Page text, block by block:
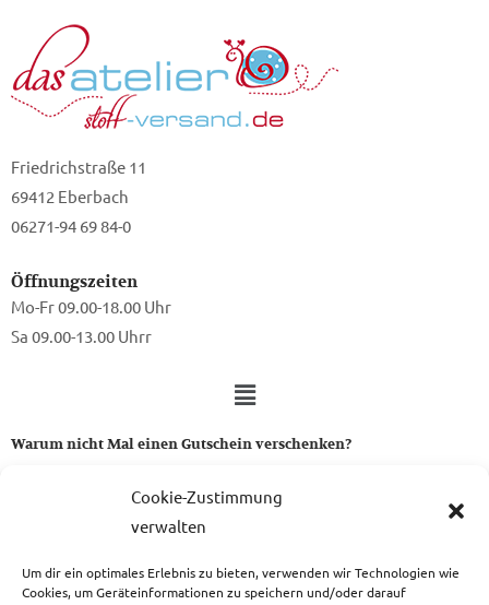
Cookie-Zustimmung
verwalten
Um dir ein optimales Erlebnis zu bieten, verwenden wir Technologien wie
Cookies, um Geräteinformationen zu speichern und/oder darauf
Friedrichstraße 11
69412 Eberbach
06271-94 69 84-0
Öffnungszeiten
Mo-Fr 09.00-18.00 Uhr
Sa 09.00-13.00 Uhrr
Warum nicht Mal einen Gutschein verschenken?
Ein Gutschein von uns ist das perfekte Geschenk für alle Stoff-
zum Gutschein